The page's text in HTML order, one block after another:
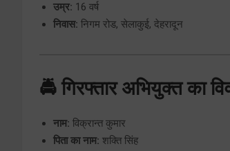
उम्र: 16 वर्ष
निवास: निगम रोड, सेलाकुई, देहरादून
🚔 गिरफ्तार अभियुक्त का
नाम: विक्रान्त कुमार
पिता का नाम: शक्ति सिंह